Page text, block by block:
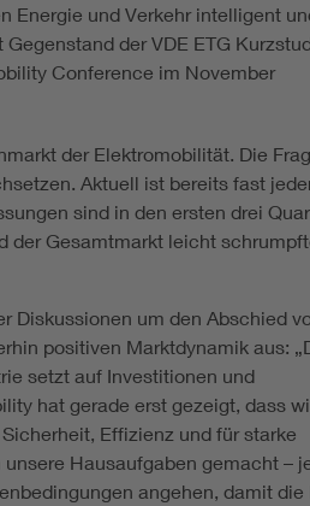
Energie und Verkehr intelligent
der VDE ETG
Conference im November
der Elektromobilität. Die
Aktuell ist bereits fast
sind in den ersten drei
der Gesamtmarkt leicht
Diskussionen um den Abschied
positiven Marktdynamik aus:
setzt auf Investitionen und
hat gerade erst gezeigt, dass
Effizienz und für starke
Hausaufgaben gemacht –
angehen, damit die